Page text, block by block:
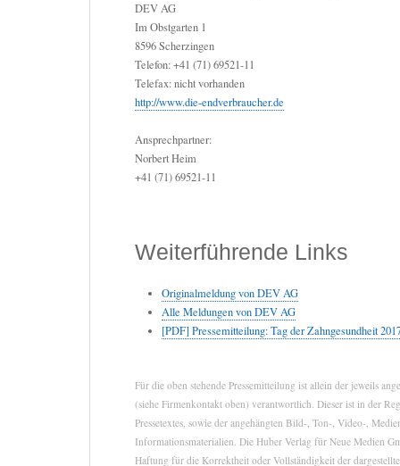
DEV AG
Im Obstgarten 1
8596 Scherzingen
Telefon: +41 (71) 69521-11
Telefax: nicht vorhanden
http://www.die-endverbraucher.de
Ansprechpartner:
Norbert Heim
+41 (71) 69521-11
Weiterführende Links
Originalmeldung von DEV AG
Alle Meldungen von DEV AG
[PDF] Pressemitteilung: Tag der Zahngesundheit
Für die oben stehende Pressemitteilung ist allein der jeweils
(siehe Firmenkontakt oben) verantwortlich. Dieser ist in der
Pressetextes, sowie der angehängten Bild-, Ton-, Video-,
Informationsmaterialien. Die Huber Verlag für Neue Medien
Haftung für die Korrektheit oder Vollständigkeit der